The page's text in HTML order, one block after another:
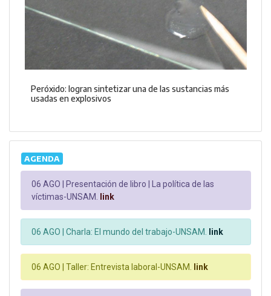
Peróxido: logran sintetizar una de las sustancias más
usadas en explosivos
AGENDA
06 AGO | Presentación de libro | La política de las
víctimas-UNSAM. link
06 AGO | Charla: El mundo del trabajo-UNSAM. link
06 AGO | Taller: Entrevista laboral-UNSAM. link